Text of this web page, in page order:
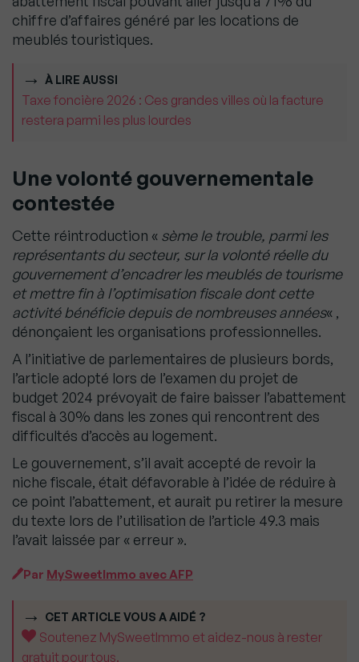
chiffre d’affaires généré par les locations de
meublés touristiques.
À LIRE AUSSI
Taxe foncière 2026 : Ces grandes villes où la facture
restera parmi les plus lourdes
Une volonté gouvernementale
contestée
Cette réintroduction « sème le trouble, parmi les
représentants du secteur, sur la volonté réelle du
gouvernement d’encadrer les meublés de tourisme
et mettre fin à l’optimisation fiscale dont cette
activité bénéficie depuis de nombreuses années« ,
dénonçaient les organisations professionnelles.
A l’initiative de parlementaires de plusieurs bords,
l’article adopté lors de l’examen du projet de
budget 2024 prévoyait de faire baisser l’abattement
fiscal à 30% dans les zones qui rencontrent des
difficultés d’accès au logement.
Le gouvernement, s’il avait accepté de revoir la
niche fiscale, était défavorable à l’idée de réduire à
ce point l’abattement, et aurait pu retirer la mesure
du texte lors de l’utilisation de l’article 49.3 mais
l’avait laissée par « erreur ».
Par MySweetImmo avec AFP
CET ARTICLE VOUS A AIDÉ ?
Soutenez MySweetImmo et aidez-nous à rester
gratuit pour tous.